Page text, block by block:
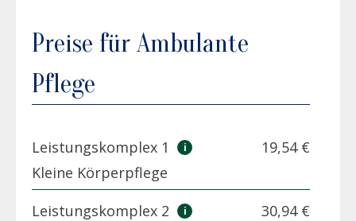
Preise für Ambulante
Pflege
Leistungskomplex 1
Kleine Körperpflege
19,54 €
Leistungskomplex 2
30,94 €